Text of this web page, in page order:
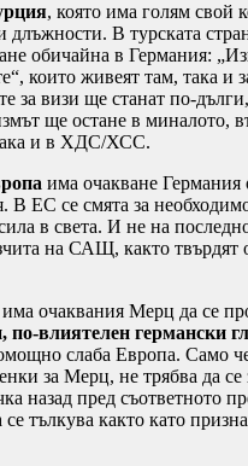
, която има голям свой
В турската
обичайна в Германия:
които живеят там, така и
за визи ще станат по-
ще остане в миналото,
и в ХДС/ХСС.
има очакване Германия
ЕС се смята за
в света. И не на
на САЩ, както твърдят
очаквания Мерц да се
по-влиятелен германски
слаба Европа. Само
за Мерц, не трябва да се
назад пред съответното
тълкува както като